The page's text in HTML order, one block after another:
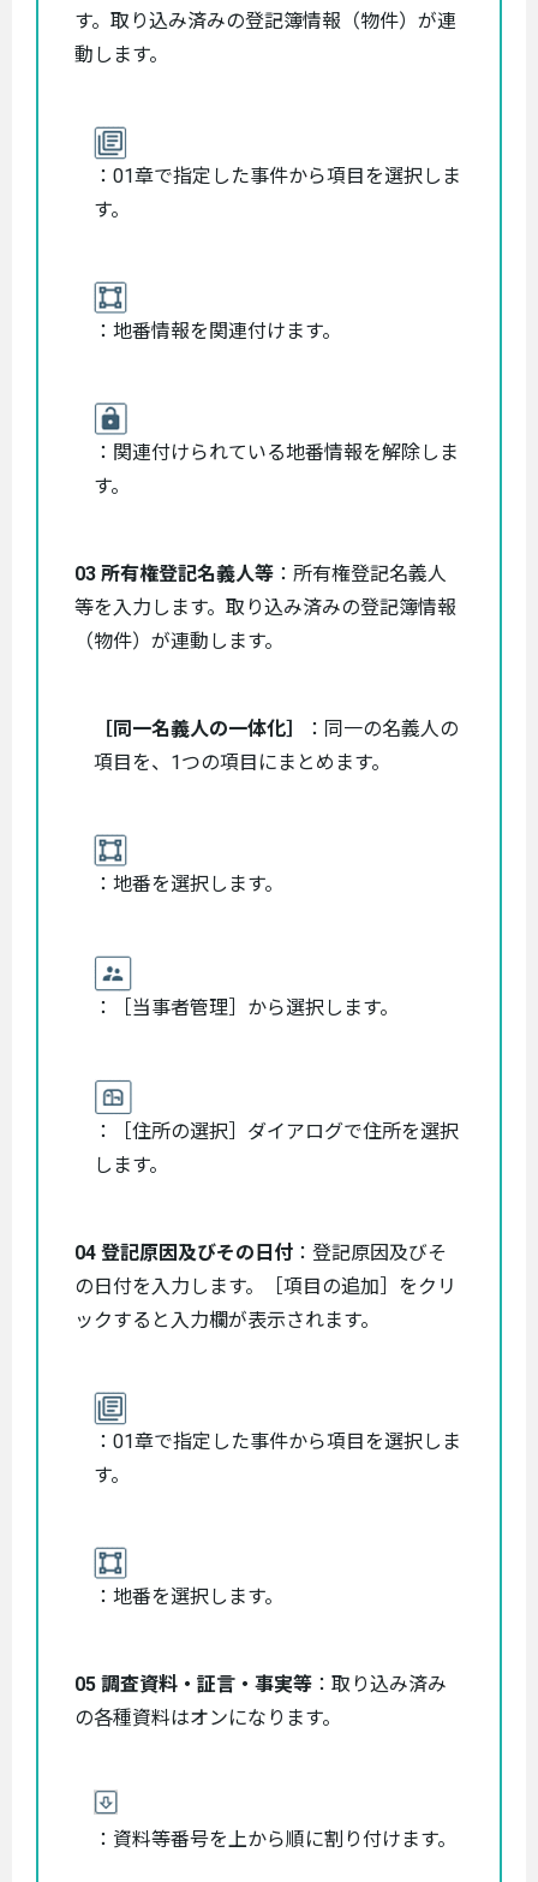
す。取り込み済みの登記簿情報（物件）が連
動します。
：01章で指定した事件から項目を選択しま
す。
：地番情報を関連付けます。
：関連付けられている地番情報を解除しま
す。
03 所有権登記名義人等 ：所有権登記名義人
等を入力します。取り込み済みの登記簿情報
（物件）が連動します。
［同一名義人の一体化］
：同一の名義人の
項目を、1つの項目にまとめます。
：地番を選択します。
：［当事者管理］から選択します。
：［住所の選択］ダイアログで住所を選択
します。
04 登記原因及びその日付 ：登記原因及びそ
の日付を入力します。［項目の追加］をクリ
ックすると入力欄が表示されます。
：01章で指定した事件から項目を選択しま
す。
：地番を選択します。
05 調査資料・証言・事実等 ：取り込み済み
の各種資料はオンになります。
：資料等番号を上から順に割り付けます。